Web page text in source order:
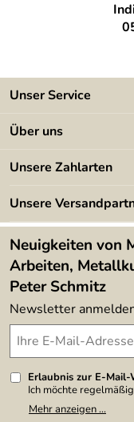
Unser Service
Kontakt
Kundeninformationen
Newsletter
Lieferbedingungen
Über uns
Angebote
Kundenbewertungen
4,9/5
Unsere Zahlarten
Unsere
Neuigkeiten von
Arbeiten,
Peter Schmitz
Newsletter
Erlaubnis zur E-Mail-
Ich möchte
Meine E-Mail-Adresse
weitergegeben. Zu
Mehr anzeigen ...